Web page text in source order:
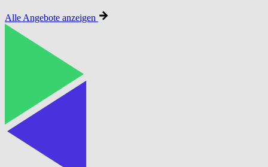
Alle Angebote anzeigen